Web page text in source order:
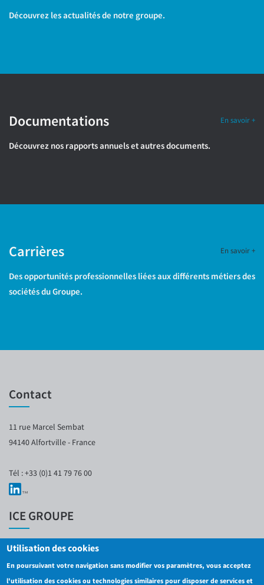
Découvrez les actualités de notre groupe.
En savoir +
Documentations
Découvrez nos rapports annuels et autres documents.
En savoir +
Carrières
Des opportunités professionnelles liées aux différents métiers des
sociétés du Groupe.
Contact
11 rue Marcel Sembat
94140 Alfortville - France
Tél : +33 (0)1 41 79 76 00
ICE GROUPE
Mentions légales
Plan du site
Contact
Utilisation des cookies
En poursuivant votre navigation sans modifier vos paramètres, vous acceptez
l'utilisation des cookies ou technologies similaires pour disposer de services et